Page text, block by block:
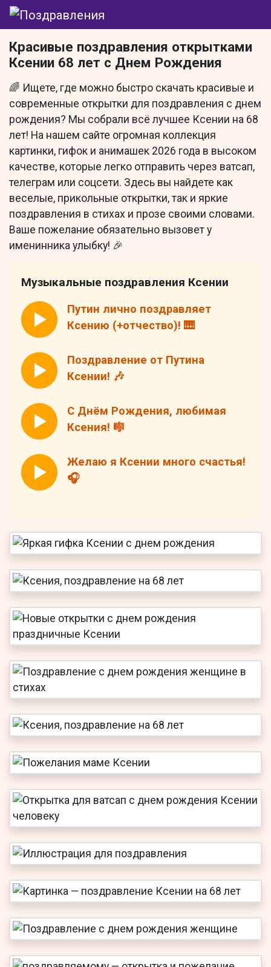
Красивые поздравления открытками
Ксении 68 лет с Днем Рождения
🌈 Ищете, где можно быстро скачать красивые и
современные открытки для поздравления с днем
рождения? Мы собрали всё лучшее Ксении на 68
лет! На нашем сайте огромная коллекция
картинки, гифок и анимашек 2026 года в высоком
качестве, которые легко отправить через ватсап,
телеграм или соцсети. Здесь вы найдете как
веселые, прикольные открытки, так и яркие
поздравления в стихах и прозе своими словами.
Ваше пожелание обязательно вызовет у
именинника улыбку! 🎉
Музыкальные поздравления Ксении
Путин лично поздравляет
Ксению (+отчество)! 🎹
Поздравление от Путина
Ксении! 🎶
С Днём Рождения, любимая
Ксения! 🎼
Желаю я Ксении много счастья!
🎧